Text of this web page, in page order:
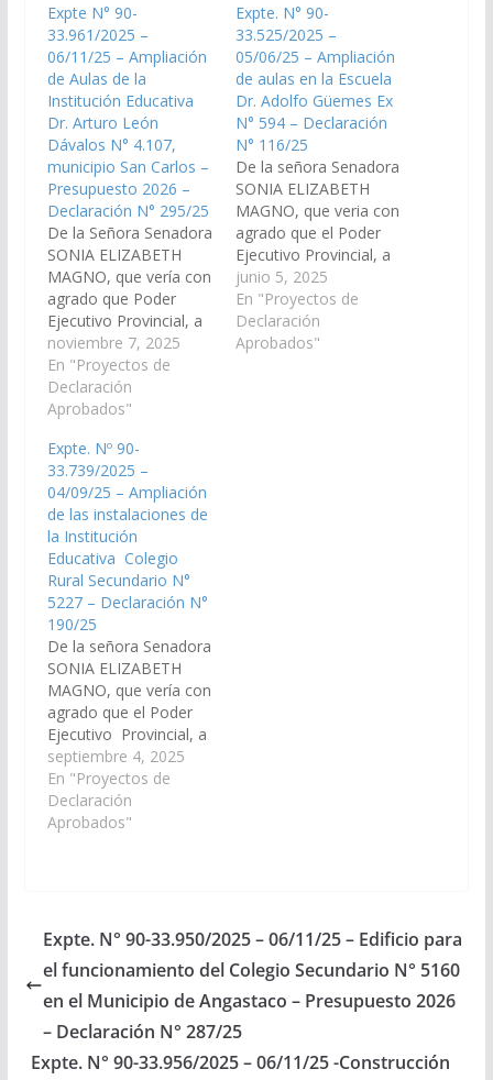
Expte N° 90-
33.961/2025 –
06/11/25 – Ampliación
de Aulas de la
Institución Educativa
Dr. Arturo León
Dávalos N° 4.107,
municipio San Carlos –
Presupuesto 2026 –
Declaración N° 295/25
De la Señora Senadora
SONIA ELIZABETH
MAGNO, que vería con
agrado que Poder
Ejecutivo Provincial, a
través de los
Ministerios de
Educación, Cultura,
Ciencia Tecnología y
provincia y demás
organismos que
corresponda arbitre los
medios a fin de que se
incorpore en el Plan de
Obras Públicas.…
noviembre 7, 2025
En "Proyectos de
Declaración
Aprobados"
Expte. N° 90-
33.525/2025 –
05/06/25 – Ampliación
de aulas en la Escuela
Dr. Adolfo Güemes Ex
N° 594 – Declaración
N° 116/25
De la señora Senadora
SONIA ELIZABETH
MAGNO, que veria con
agrado que el Poder
Ejecutivo Provincial, a
través de los
Ministerios de
Educación, Cultura,
Ciencia Tecnología y
junio 5, 2025
En "Proyectos de
Declaración
Aprobados"
Expte. Nº 90-
33.739/2025 –
04/09/25 – Ampliación
de las instalaciones de
la Institución
Educativa Colegio
Rural Secundario N°
5227 – Declaración N°
190/25
De la señora Senadora
SONIA ELIZABETH
MAGNO, que vería con
agrado que el Poder
Ejecutivo Provincial, a
través del Ministerio de
Educación, Cultura,
Ciencia y Tecnología,
disponga las medidas y
adecuado desarrollo
de las actividades
curriculares del Colegio
Rural…
septiembre 4, 2025
En "Proyectos de
Declaración
Aprobados"
Expte. N° 90-33.950/2025 – 06/11/25 – Edificio para
el funcionamiento del Colegio Secundario N° 5160
en el Municipio de Angastaco – Presupuesto 2026
– Declaración N° 287/25
Expte. N° 90-33.956/2025 – 06/11/25 -Construcción